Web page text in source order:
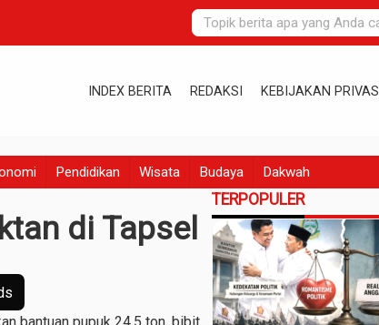
INDEX BERITA REDAKSI KEBIJAKAN PRIVASI
Pendidikan Wisata Budaya Dakwah
di Tapsel
TERPOPULER